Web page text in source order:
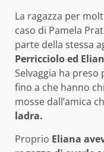
La ragazza per
caso di Pamela
parte della stessa
Perricciolo ed
Selvaggia ha preso
fino a che hanno
mosse dall’amica ch
ladra.
Proprio Eliana